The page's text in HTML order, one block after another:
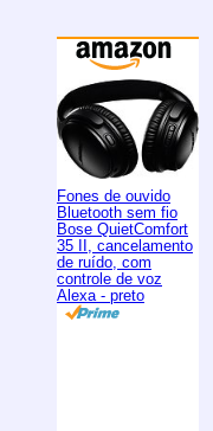
Fones de ouvido
Bluetooth sem fio
Bose QuietComfort
35 II, cancelamento
de ruído, com
controle de voz
Alexa - preto